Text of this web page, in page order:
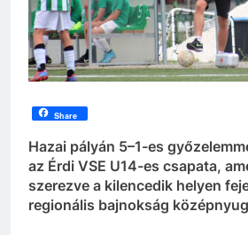
Share
Hazai pályán 5–1-es
az Érdi VSE U14-es csapata,
szerezve a kilencedik helyen
regionális bajnokság